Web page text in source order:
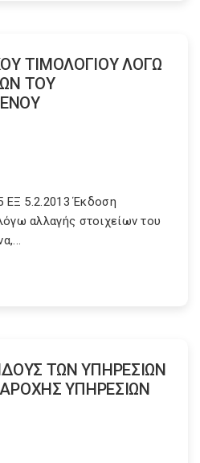
ΤΙΜΟΛΟΓΙΟΥ ΛΟΓΩ
ΤΟΥ
ΕΞ 5.2.2013 Έκδοση
αλλαγής στοιχείων του
ΤΩΝ ΥΠΗΡΕΣΙΩΝ
ΥΠΗΡΕΣΙΩΝ